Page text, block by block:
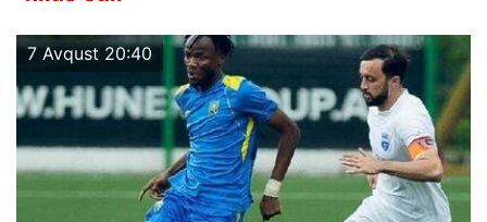
7 Avqust 20:40